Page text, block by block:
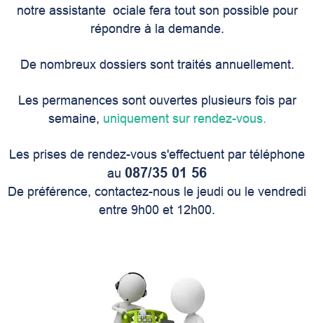
notre assistante ociale fera tout son possible pour
répondre à la demande.
De nombreux dossiers sont traités annuellement.
Les permanences sont ouvertes plusieurs fois par
semaine, uniquement sur rendez-vous.
Les prises de rendez-vous s'effectuent par téléphone
au 087/35 01 56
De préférence, contactez-nous le jeudi ou le vendredi
entre 9h00 et 12h00.